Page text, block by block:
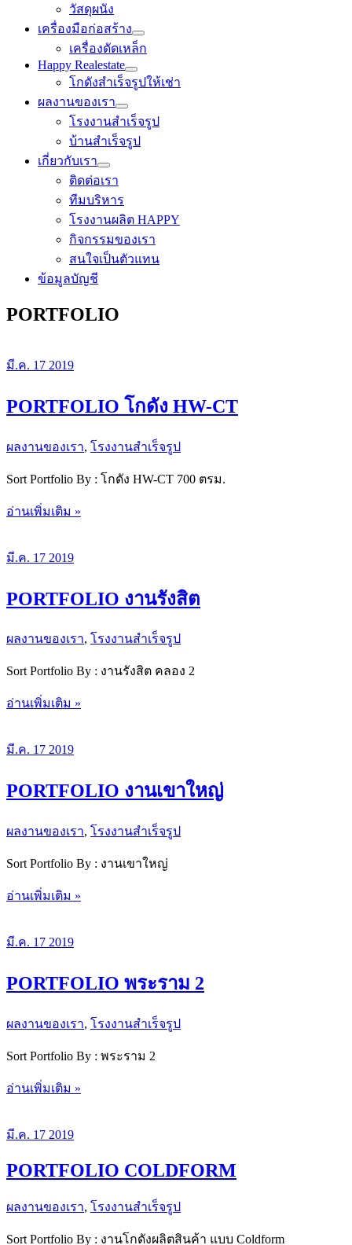
วัสดุผนัง
เครื่องมือก่อสร้าง
เครื่องดัดเหล็ก
Happy Realestate
โกดังสำเร็จรูปให้เช่า
ผลงานของเรา
โรงงานสำเร็จรูป
บ้านสำเร็จรูป
เกี่ยวกับเรา
ติดต่อเรา
ทีมบริหาร
โรงงานผลิต HAPPY
กิจกรรมของเรา
สนใจเป็นตัวแทน
ข้อมูลบัญชี
PORTFOLIO
มี.ค. 17 2019
PORTFOLIO โกดัง HW-CT
ผลงานของเรา, โรงงานสำเร็จรูป
Sort Portfolio By : โกดัง HW-CT 700 ตรม.
PORTFOLIO
CT
อ่านเพิ่มเติม »
มี.ค. 17 2019
PORTFOLIO งานรังสิต
ผลงานของเรา, โรงงานสำเร็จรูป
Sort Portfolio By : งานรังสิต คลอง 2
PORTFOLIO
อ่านเพิ่มเติม »
มี.ค. 17 2019
PORTFOLIO งานเขาใหญ่
ผลงานของเรา, โรงงานสำเร็จรูป
Sort Portfolio By : งานเขาใหญ่
PORTFOLIO
ใหญ่
อ่านเพิ่มเติม »
มี.ค. 17 2019
PORTFOLIO พระราม 2
ผลงานของเรา, โรงงานสำเร็จรูป
Sort Portfolio By : พระราม 2
PORTFOLIO
อ่านเพิ่มเติม »
มี.ค. 17 2019
PORTFOLIO COLDFORM
ผลงานของเรา, โรงงานสำเร็จรูป
Sort Portfolio By : งานโกดังผลิตสินค้า แบบ Coldform